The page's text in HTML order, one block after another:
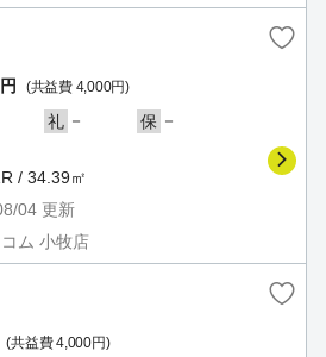
(共益費 4,000円)
礼 － 保 －
/ 34.39㎡
04 更新
ム 小牧店
(共益費 4,000円)